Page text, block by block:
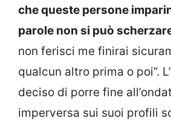
che queste persone
parole non si può
non ferisci me finirai
qualcun altro prima o poi”.
deciso di porre fine
imperversa sui suoi profili